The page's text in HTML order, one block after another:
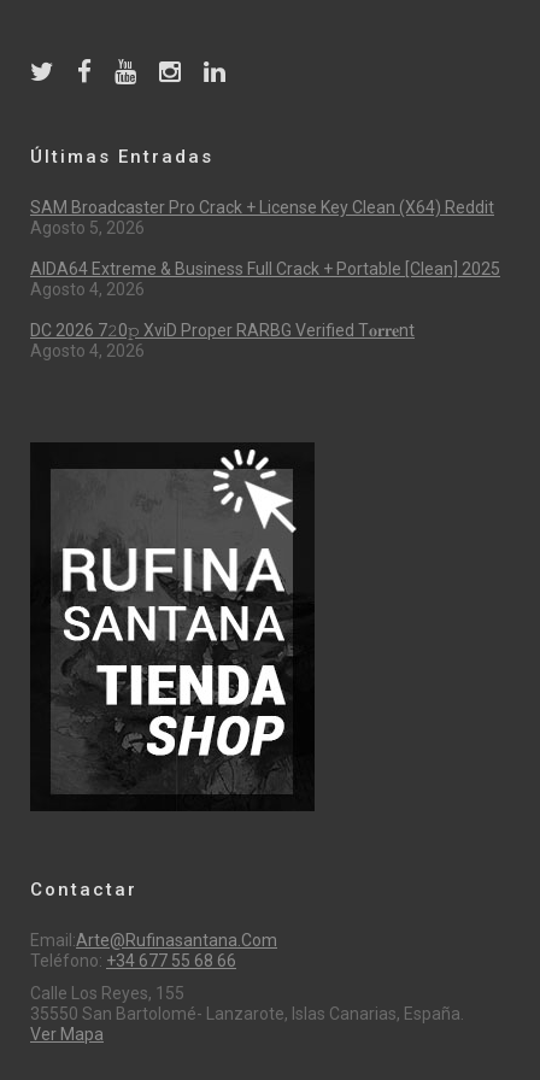
Últimas Entradas
SAM Broadcaster Pro Crack + License Key Clean (x64) Reddit
Agosto 5, 2026
AIDA64 Extreme & Business Full Crack + Portable [Clean] 2025
Agosto 4, 2026
DC 2026 7𝟸0𝚙 XviD Proper RARBG Verified T𝐨𝐫𝐫𝐞nt
Agosto 4, 2026
Contactar
Email:Arte@rufinasantana.com
Teléfono: +34 677 55 68 66
Calle Los Reyes, 155
35550 San Bartolomé- Lanzarote, Islas Canarias, España.
Ver Mapa